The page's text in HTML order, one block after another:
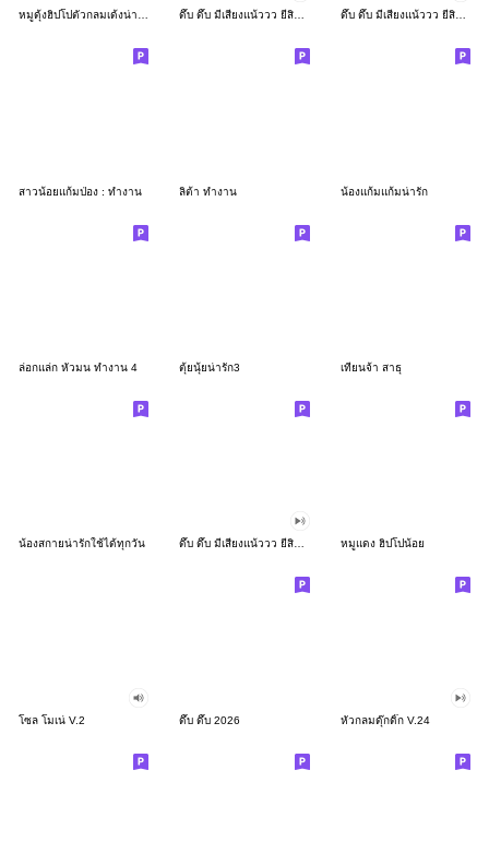
หมูดุ้งฮิปโปตัวกลมเด้งน่ารัก ดึ๊บ ดึ๊บ มีเสียงแน้ววว ยี่สิบเจ็ด ดึ๊บ ดึ๊บ มีเสียงแน้ววว ยี่สิบหก
สาวน้อยแก้มป่อง : ทำงาน ลิต้า ทำงาน น้องแก้มแก้มน่ารัก
ล่อกแล่ก หัวมน ทำงาน 4 ตุ้ยนุ้ยน่ารัก3 เทียนจ้า สาธุ
น้องสกายน่ารักใช้ได้ทุกวัน ดึ๊บ ดึ๊บ มีเสียงแน้ววว ยี่สิบสอง หมูแดง ฮิปโปน้อย
โซล โมเน่ V.2 ดึ๊บ ดึ๊บ 2026 หัวกลมดุ๊กดิ๊ก V.24